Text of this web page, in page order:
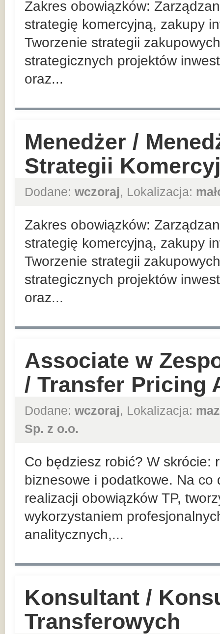
Zakres obowiązków:
strategię komercyjną, zakupy
Tworzenie strategii
strategicznych projektów
oraz...
Menedżer /
Strategii
Dodane: wczoraj, Lokalizacja:
Zakres obowiązków:
strategię komercyjną, zakupy
Tworzenie strategii
strategicznych projektów
oraz...
Associate w
/ Transfer Pricing
Dodane: wczoraj, Lokalizacja:
Sp. z o.o.
Co będziesz robić? W skrócie:
biznesowe i podatkowe. Na
realizacji obowiązków TP,
wykorzystaniem
analitycznych,...
Konsultant /
Transferowych